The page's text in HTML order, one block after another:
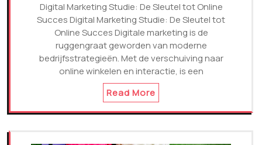
Digital Marketing Studie: De Sleutel tot Online
Succes Digital Marketing Studie: De Sleutel tot
Online Succes Digitale marketing is de
ruggengraat geworden van moderne
bedrijfsstrategieën. Met de verschuiving naar
online winkelen en interactie, is een
Read More